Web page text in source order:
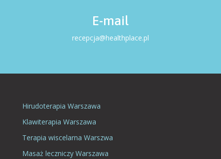
E-mail
recepcja@healthplace.pl
Hirudoterapia Warszawa
Klawiterapia Warszawa
Terapia wiscelarna Warszwa
Masaż leczniczy Warszawa